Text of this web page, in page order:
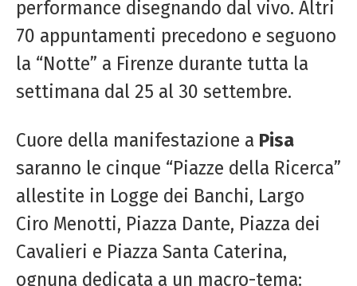
performance disegnando dal vivo. Altri
70 appuntamenti precedono e seguono
la “Notte” a Firenze durante tutta la
settimana dal 25 al 30 settembre.
Cuore della manifestazione a Pisa
saranno le cinque “Piazze della Ricerca”
allestite in Logge dei Banchi, Largo
Ciro Menotti, Piazza Dante, Piazza dei
Cavalieri e Piazza Santa Caterina,
ognuna dedicata a un macro-tema: